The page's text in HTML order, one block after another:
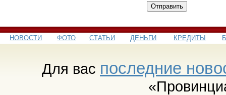
Отправить
НОВОСТИ ФОТО СТАТЬИ ДЕНЬГИ КРЕДИТЫ
Для вас последние